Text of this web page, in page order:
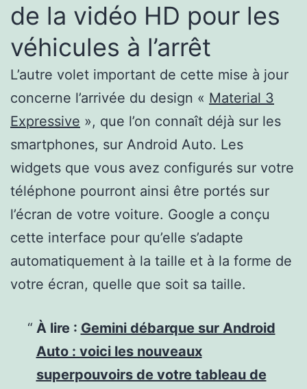
de la vidéo HD pour les
véhicules à l’arrêt
L’autre volet important de cette mise à jour
concerne l’arrivée du design « Material 3
Expressive », que l’on connaît déjà sur les
smartphones, sur Android Auto. Les
widgets que vous avez configurés sur votre
téléphone pourront ainsi être portés sur
l’écran de votre voiture. Google a conçu
cette interface pour qu’elle s’adapte
automatiquement à la taille et à la forme de
votre écran, quelle que soit sa taille.
À lire : Gemini débarque sur Android
Auto : voici les nouveaux
superpouvoirs de votre tableau de